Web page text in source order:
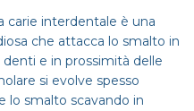
carie interdentale è una
che attacca lo smalto in
e in prossimità delle
si evolve spesso
lo smalto scavando in